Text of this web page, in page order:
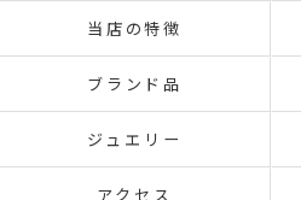
当店の特徴
ブランド品
ジュエリー
アクセス